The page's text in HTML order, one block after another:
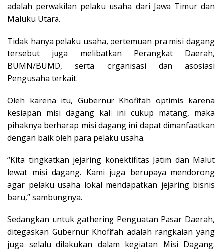
adalah perwakilan pelaku usaha dari Jawa Timur dan
Maluku Utara.
Tidak hanya pelaku usaha, pertemuan pra misi dagang
tersebut juga melibatkan Perangkat Daerah,
BUMN/BUMD, serta organisasi dan asosiasi
Pengusaha terkait.
Oleh karena itu, Gubernur Khofifah optimis karena
kesiapan misi dagang kali ini cukup matang, maka
pihaknya berharap misi dagang ini dapat dimanfaatkan
dengan baik oleh para pelaku usaha.
“Kita tingkatkan jejaring konektifitas Jatim dan Malut
lewat misi dagang. Kami juga berupaya mendorong
agar pelaku usaha lokal mendapatkan jejaring bisnis
baru,” sambungnya.
Sedangkan untuk gathering Penguatan Pasar Daerah,
ditegaskan Gubernur Khofifah adalah rangkaian yang
juga selalu dilakukan dalam kegiatan Misi Dagang.